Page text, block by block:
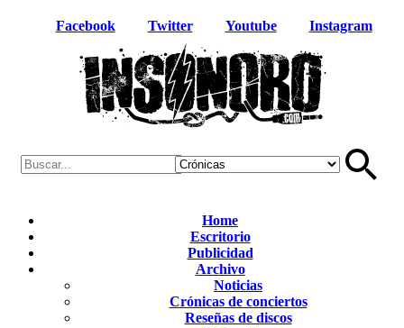
Facebook Twitter Youtube Instagram
Home
Escritorio
Publicidad
Archivo
Noticias
Crónicas de conciertos
Reseñas de discos